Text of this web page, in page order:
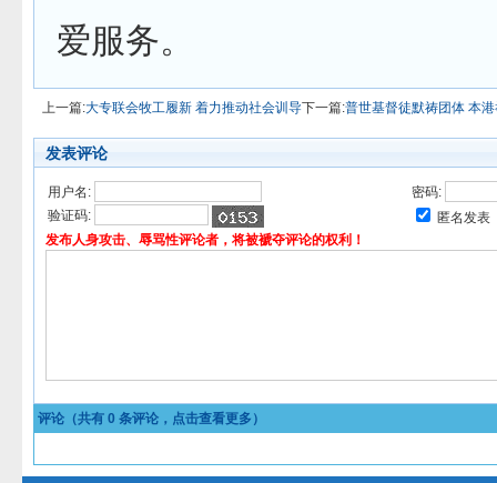
爱服务。
上一篇:大专联会牧工履新 着力推动社会训导下一篇:普世基督徒默祷团体 本
发表评论
用户名:
密码:
验证码:
匿名发表
发布人身攻击、辱骂性评论者，将被褫夺评论的权利！
评论（共有 0 条评论，点击查看更多）